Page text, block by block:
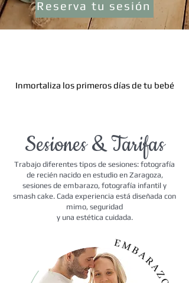
Reserva tu sesión
Inmortaliza los primeros días de tu bebé
Sesiones & Tarifas
Trabajo diferentes tipos de sesiones: fotografía
de recién nacido en estudio en Zaragoza,
sesiones de embarazo, fotografía infantil y
smash cake. Cada experiencia está diseñada con
mimo, seguridad
y una estética cuidada.